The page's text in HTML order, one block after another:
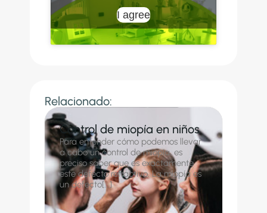
I agree
Relacionado:
Control de miopía en niños
Para entender cómo podemos llevar
a cabo un control de miopía, es
preciso saber que es exactamente
este defecto refractivo. La miopía es
un defecto[...]